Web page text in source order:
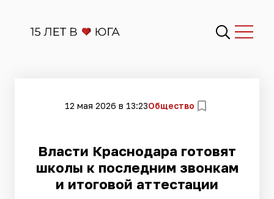
12 мая 2026 в 13:23Общество
Власти Краснодара готовят
школы к последним звонкам
и итоговой аттестации